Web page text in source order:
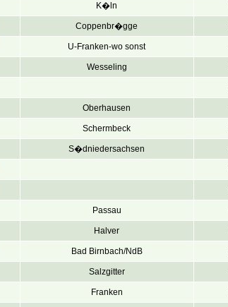
K�ln
Coppenbr�gge
U-Franken-wo sonst
Wesseling
Oberhausen
Schermbeck
S�dniedersachsen
Passau
Halver
Bad Birnbach/NdB
Salzgitter
Franken